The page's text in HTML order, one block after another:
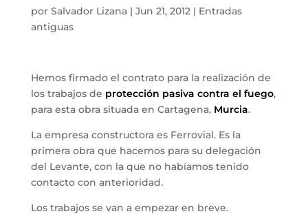
por Salvador Lizana| Jun 21, 2012| Entradas
antiguas
Hemos firmado el contrato para la realización de
los trabajos de protección pasiva contra el fuego,
para esta obra situada en Cartagena, Murcia.
La empresa constructora es Ferrovial. Es la
primera obra que hacemos para su delegación
del Levante, con la que no habíamos tenido
contacto con anterioridad.
Los trabajos se van a empezar en breve.